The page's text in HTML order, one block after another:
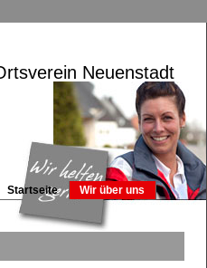
Neuenstadt
Kontakt
Intern
Navigation
überspringen
Startseite
Wir über uns
Aktuelles
Helfer vor Ort
Angebote